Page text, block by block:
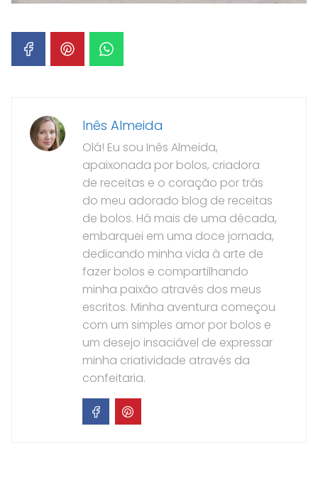
Inês Almeida
Olá! Eu sou Inês Almeida,
apaixonada por bolos, criadora
de receitas e o coração por trás
do meu adorado blog de receitas
de bolos. Há mais de uma década,
embarquei em uma doce jornada,
dedicando minha vida à arte de
fazer bolos e compartilhando
minha paixão através dos meus
escritos. Minha aventura começou
com um simples amor por bolos e
um desejo insaciável de expressar
minha criatividade através da
confeitaria.